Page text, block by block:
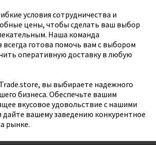
условия сотрудничества и
цены, чтобы сделать ваш выбор
Наша команда
готова помочь вам с выбором
оперативную доставку в любую
вы выбираете надежного
бизнеса. Обеспечьте вашим
вкусовое удовольствие с нашими
вашему заведению конкурентное
рынке.